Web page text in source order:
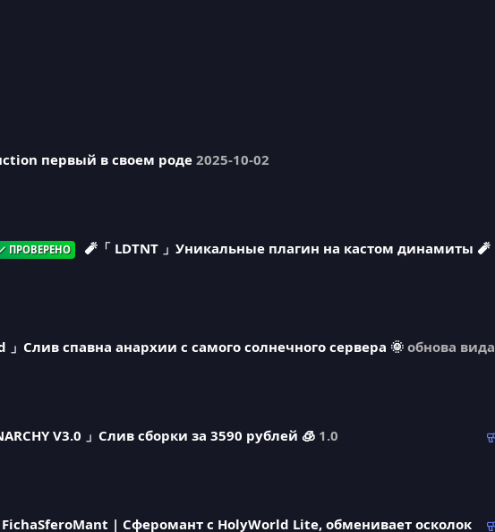
первый в своем роде2025-10-02
ПРОВЕРЕНО
🧨「 LDTNT 」Уникальные плагин на кастом динамиты 🧨
」Слив спавна анархии с самого cолнечного сервера 🌞 обнова вида
V3.0 」Слив сборки за 3590 рублей 🧊 1.0
FichaSferoMant | Сферомант с HolyWorld Lite, обменивает осколок